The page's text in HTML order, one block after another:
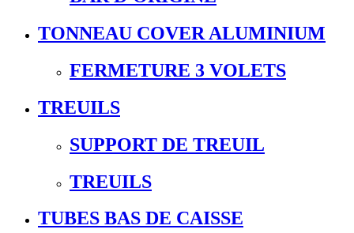
TONNEAU COVER ALUMINIUM
FERMETURE 3 VOLETS
TREUILS
SUPPORT DE TREUIL
TREUILS
TUBES BAS DE CAISSE